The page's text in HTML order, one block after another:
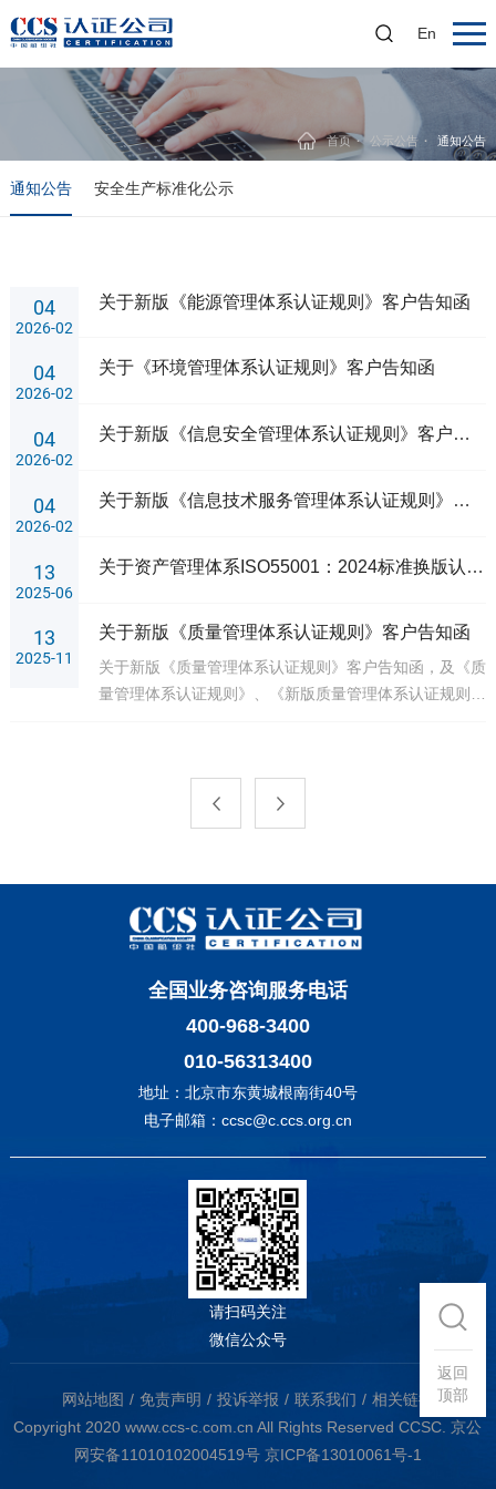
En
首页 公示公告 通知公告
通知公告 安全生产标准化公示
04
2026-02
关于新版《能源管理体系认证规则》客户告知函
04
2026-02
关于《环境管理体系认证规则》客户告知函
04
2026-02
关于新版《信息安全管理体系认证规则》客户告知函
04
2026-02
关于新版《信息技术服务管理体系认证规则》客户告知函
13
2025-06
关于资产管理体系ISO55001：2024标准换版认证转换的通知
13
2025-11
关于新版《质量管理体系认证规则》客户告知函
关于新版《质量管理体系认证规则》客户告知函，及《质
量管理体系认证规则》、《新版质量管理体系认证规则》
返回
顶部
全国业务咨询服务电话
400-968-3400
010-56313400
地址：北京市东黄城根南街40号
电子邮箱：ccsc@c.ccs.org.cn
请扫码关注
微信公众号
网站地图 免责声明 投诉举报 联系我们
相关链接
Copyright 2020 www.ccs-c.com.cn All Rights Reserved CCSC.京公
网安备11010102004519号 京ICP备13010061号-1